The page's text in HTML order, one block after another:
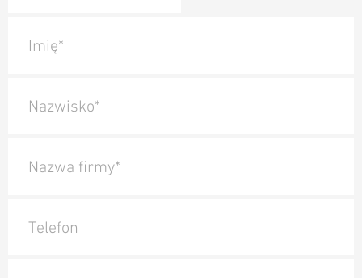
Imię*
Nazwisko*
Nazwa firmy*
Telefon